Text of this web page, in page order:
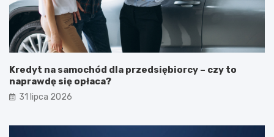
Kredyt na samochód dla przedsiębiorcy – czy to
naprawdę się opłaca?
31 lipca 2026